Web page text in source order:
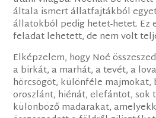
általa ismert állatfajtákból
állatokból pedig hetet-hetet. Ez
feladat lehetett, de nem volt
Elképzelem, hogy Noé
a birkát, a marhát, a tevét, a
hörcsögöt, különféle
oroszlánt, hiénát, elefántot, sok
különböző madarakat,